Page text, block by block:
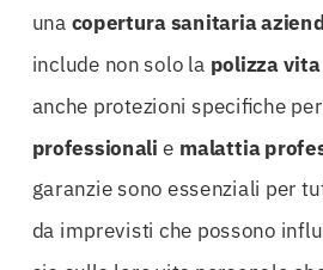
una copertura sanitaria
include non solo la polizza
anche protezioni specifiche per
professionali e malattia
garanzie sono essenziali per
da imprevisti che possono